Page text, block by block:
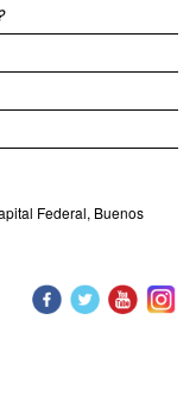
Federal, Buenos